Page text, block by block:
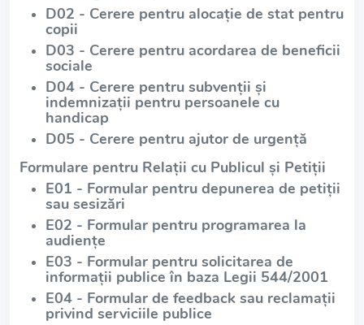
D02 - Cerere pentru alocație de stat pentru
copii
D03 - Cerere pentru acordarea de beneficii
sociale
D04 - Cerere pentru subvenții și
indemnizații pentru persoanele cu
handicap
D05 - Cerere pentru ajutor de urgență
Formulare pentru Relații cu Publicul și Petiții
E01 - Formular pentru depunerea de petiții
sau sesizări
E02 - Formular pentru programarea la
audiențe
E03 - Formular pentru solicitarea de
informații publice în baza Legii 544/2001
E04 - Formular de feedback sau reclamații
privind serviciile publice